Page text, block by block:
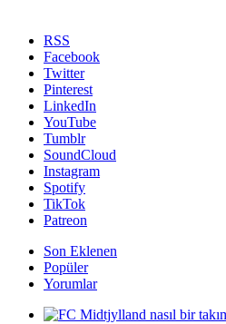
RSS
Facebook
Twitter
Pinterest
LinkedIn
YouTube
Tumblr
SoundCloud
Instagram
Spotify
TikTok
Patreon
Son Eklenen
Popüler
Yorumlar